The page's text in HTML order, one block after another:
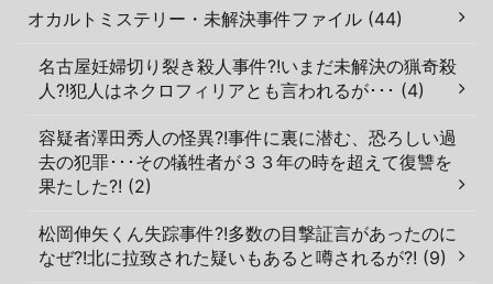
オカルトミステリー・未解決事件ファイル (44)
名古屋妊婦切り裂き殺人事件?!いまだ未解決の猟奇殺
人?!犯人はネクロフィリアとも言われるが･･･ (4)
容疑者澤田秀人の怪異?!事件に裏に潜む、恐ろしい過
去の犯罪･･･その犠牲者が３３年の時を超えて復讐を
果たした?! (2)
松岡伸矢くん失踪事件?!多数の目撃証言があったのに
なぜ?!北に拉致された疑いもあると噂されるが?! (9)